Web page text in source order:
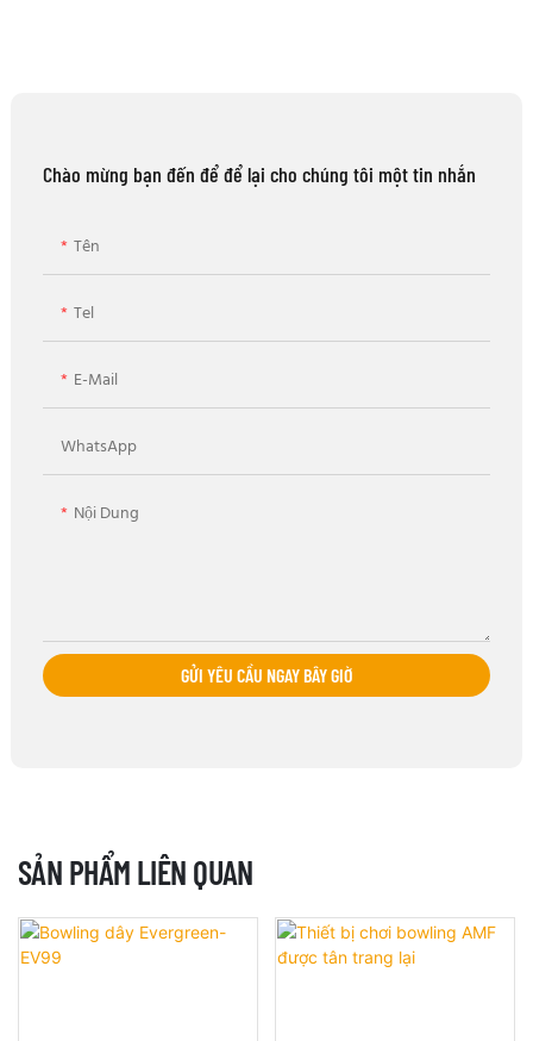
Chào mừng bạn đến để để lại cho chúng tôi một tin nhắn
Tên
Tel
E-Mail
WhatsApp
Nội Dung
GỬI YÊU CẦU NGAY BÂY GIỜ
SẢN PHẨM LIÊN QUAN